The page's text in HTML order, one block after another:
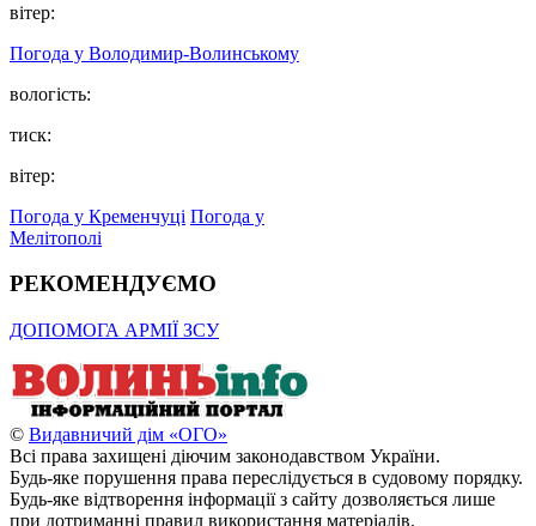
вітер:
Погода у Володимир-Волинському
вологість:
тиск:
вітер:
Погода у Кременчуці Погода у
Мелітополі
РЕКОМЕНДУЄМО
ДОПОМОГА АРМІЇ ЗСУ
© Видавничий дім «ОГО»
Всі права захищені діючим законодавством України.
Будь-яке порушення права переслідується в судовому порядку.
Будь-яке відтворення інформації з сайту дозволяється лише
при дотриманні правил використання матеріалів.